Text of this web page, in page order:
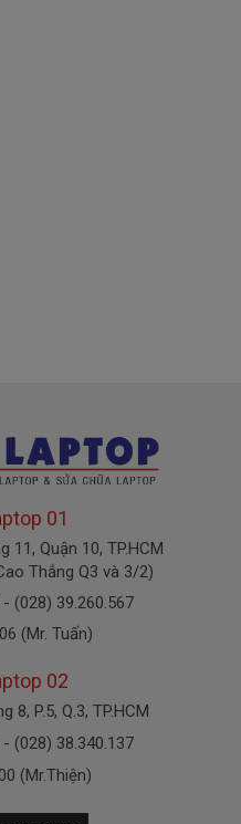
màn hình máy tính
01
11, Quận 10, TP.HCM
Thắng Q3 và 3/2)
(028) 39.260.567
(Mr. Tuấn)
02
8, P.5, Q.3, TP.HCM
(028) 38.340.137
(Mr.Thiện)